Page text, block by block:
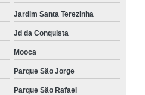
Jardim Santa Terezinha
Jd da Conquista
Mooca
Parque São Jorge
Parque São Rafael